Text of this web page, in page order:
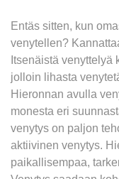
Entäs sitten, kun
venytellen?
Itsenäistä venyttelyä
jolloin lihasta
Hieronnan avulla
monesta eri
venytys on paljon
aktiivinen venytys.
paikallisempaa,